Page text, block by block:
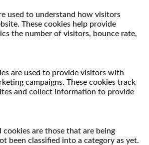
used to understand how visitors
These cookies help provide
the number of visitors, bounce rate,
are used to provide visitors with
campaigns. These cookies track
and collect information to provide
are those that are being
been classified into a category as yet.